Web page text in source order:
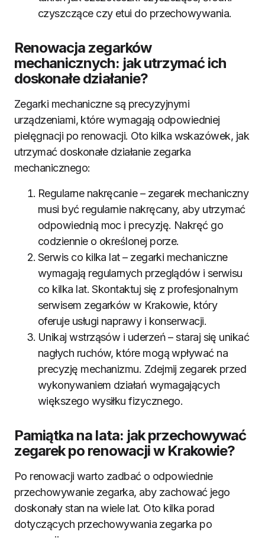
czyszczące czy etui do przechowywania.
Renowacja zegarków
mechanicznych: jak utrzymać ich
doskonałe działanie?
Zegarki mechaniczne są precyzyjnymi
urządzeniami, które wymagają odpowiedniej
pielęgnacji po renowacji. Oto kilka wskazówek, jak
utrzymać doskonałe działanie zegarka
mechanicznego:
Regularne nakręcanie – zegarek mechaniczny
musi być regularnie nakręcany, aby utrzymać
odpowiednią moc i precyzję. Nakręć go
codziennie o określonej porze.
Serwis co kilka lat – zegarki mechaniczne
wymagają regularnych przeglądów i serwisu
co kilka lat. Skontaktuj się z profesjonalnym
serwisem zegarków w Krakowie, który
oferuje usługi naprawy i konserwacji.
Unikaj wstrząsów i uderzeń – staraj się unikać
nagłych ruchów, które mogą wpływać na
precyzję mechanizmu. Zdejmij zegarek przed
wykonywaniem działań wymagających
większego wysiłku fizycznego.
Pamiątka na lata: jak przechowywać
zegarek po renowacji w Krakowie?
Po renowacji warto zadbać o odpowiednie
przechowywanie zegarka, aby zachować jego
doskonały stan na wiele lat. Oto kilka porad
dotyczących przechowywania zegarka po